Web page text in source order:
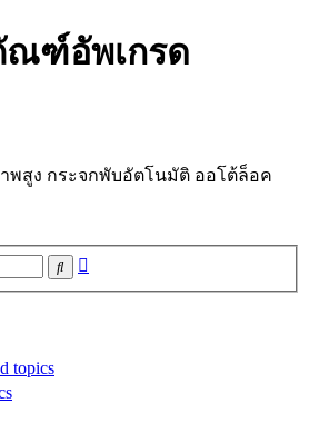
ณฑ์อัพเกรด
พสูง กระจกพับอัตโนมัติ ออโต้ล็อค
Search
topics